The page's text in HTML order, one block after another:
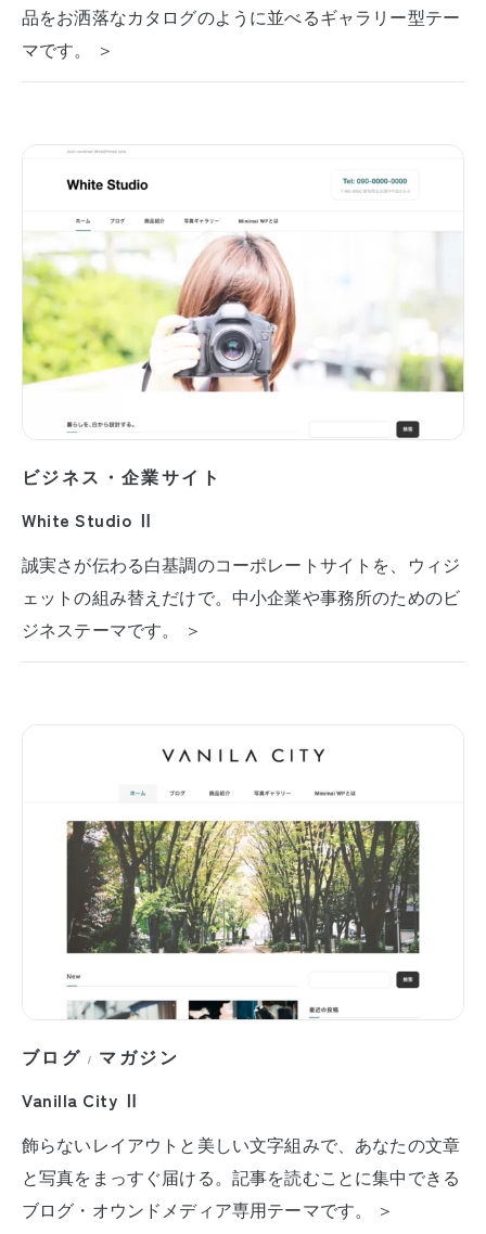
品をお洒落なカタログのように並べるギャラリー型テー
マです。 ＞
ビジネス・企業サイト
White Studio Ⅱ
誠実さが伝わる白基調のコーポレートサイトを、ウィジ
ェットの組み替えだけで。中小企業や事務所のためのビ
ジネステーマです。 ＞
ブログ / マガジン
Vanilla City Ⅱ
飾らないレイアウトと美しい文字組みで、あなたの文章
と写真をまっすぐ届ける。記事を読むことに集中できる
ブログ・オウンドメディア専用テーマです。 ＞